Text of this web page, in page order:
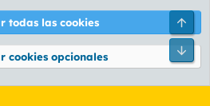
Política de privacidad Ayuda
® © 2010-2026 XenForo Ltd.
todas las cookies
cookies opcionales
Pie